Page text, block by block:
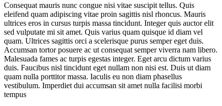
Consequat mauris nunc congue nisi vitae suscipit tellus. Quis
eleifend quam adipiscing vitae proin sagittis nisl rhoncus. Mauris
ultrices eros in cursus turpis massa tincidunt. Integer quis auctor elit
sed vulputate mi sit amet. Quis varius quam quisque id diam vel
quam. Ultrices sagittis orci a scelerisque purus semper eget duis.
Accumsan tortor posuere ac ut consequat semper viverra nam libero.
Malesuada fames ac turpis egestas integer. Eget arcu dictum varius
duis. Faucibus nisl tincidunt eget nullam non nisi est. Duis ut diam
quam nulla porttitor massa. Iaculis eu non diam phasellus
vestibulum. Imperdiet dui accumsan sit amet nulla facilisi morbi
tempus